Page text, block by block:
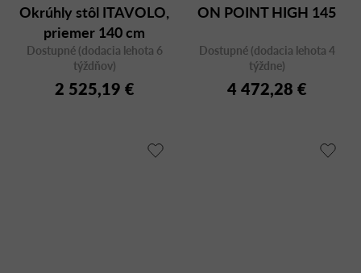
Okrúhly stôl ITAVOLO,
priemer 140 cm
Dostupné (dodacia lehota 6
týždňov)
2 525,19 €
ON POINT HIGH 145
Dostupné (dodacia lehota 4
týždne)
4 472,28 €